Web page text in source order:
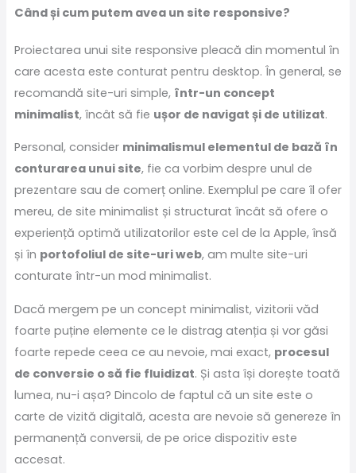
Când și cum putem avea un site responsive?
Proiectarea unui site responsive pleacă din momentul în
care acesta este conturat pentru desktop. În general, se
recomandă site-uri simple, într-un concept
minimalist, încât să fie ușor de navigat și de utilizat.
Personal, consider minimalismul elementul de bază în
conturarea unui site, fie ca vorbim despre unul de
prezentare sau de comerț online. Exemplul pe care îl ofer
mereu, de site minimalist și structurat încât să ofere o
experiență optimă utilizatorilor este cel de la Apple, însă
și în portofoliul de site-uri web, am multe site-uri
conturate într-un mod minimalist.
Dacă mergem pe un concept minimalist, vizitorii văd
foarte puține elemente ce le distrag atenția și vor găsi
foarte repede ceea ce au nevoie, mai exact, procesul
de conversie o să fie fluidizat. Și asta își dorește toată
lumea, nu-i așa? Dincolo de faptul că un site este o
carte de vizită digitală, acesta are nevoie să genereze în
permanență conversii, de pe orice dispozitiv este
accesat.